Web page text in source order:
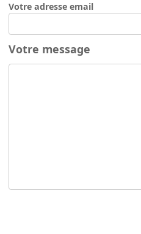
Votre adresse email
Votre message